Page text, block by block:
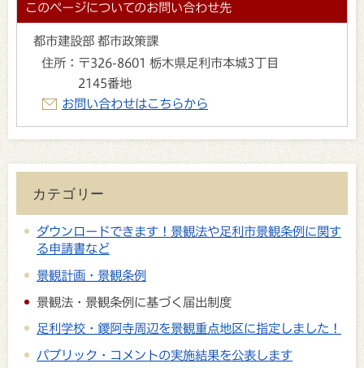
このページについてのお問い合わせ先
都市建設部 都市政策課
住所： 〒326-8601 栃木県足利市本城3丁目
2145番地
お問い合わせはこちらから
カテゴリー
ダウンロードできます！景観法や足利市景観条例に関す
る申請書など
景観計画・景観条例
景観法・景観条例に基づく届出制度
足利学校・鑁阿寺周辺を景観重点地区に指定しました！
パブリック・コメントの実施結果を公表します